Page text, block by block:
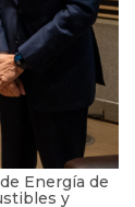
Energía de
y